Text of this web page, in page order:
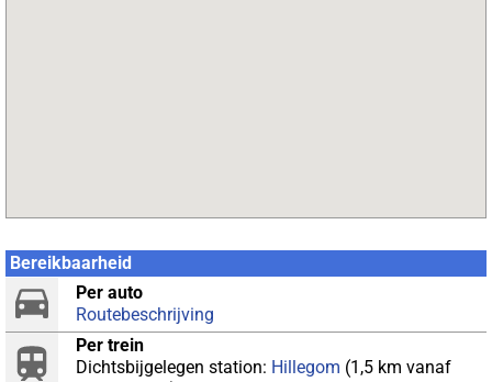
Bereikbaarheid
Per auto
Routebeschrijving
Per trein
Dichtsbijgelegen station: Hillegom (1,5 km vanaf